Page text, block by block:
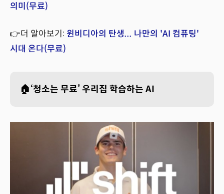
의미(무료)
👉더 알아보기: 윈비디아의 탄생... 나만의 'AI 컴퓨팅'
시대 온다(무료)
🏠‘청소는 무료’ 우리집 학습하는 AI